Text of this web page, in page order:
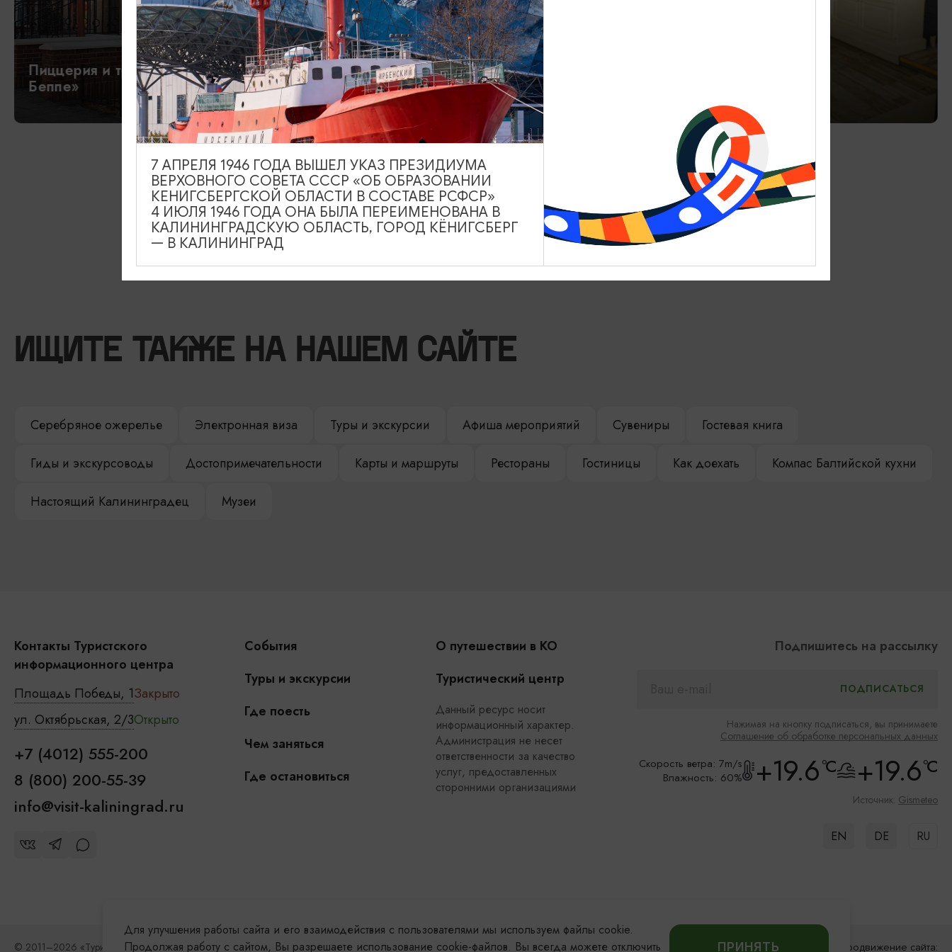
Пиццерия и траттория «Папаша
Беппе»
ИЩИТЕ ТАКЖЕ НА НАШЕМ САЙТЕ
Серебряное ожерелье Электронная виза Туры и экскурсии Афиша мероприятий Сувениры Гостевая книга
Гиды и экскурсоводы Достопримечательности Карты и маршруты Рестораны Гостиницы Как доехать Компас Балтийской кухни
Настоящий Калининградец Музеи
Контакты Туристского
информационного центра
Площадь Победы, 1Закрыто
ул. Октябрьская, 2/3Открыто
+7 (4012) 555-200
8 (800) 200-55-39
info@visit-kaliningrad.ru
События
Туры и экскурсии
Где поесть
Чем заняться
Где остановиться
О путешествии в КО
Туристический центр
Данный ресурс носит
информационный характер.
Администрация не несет
ответственности за качество
услуг, предоставленных
сторонними организациями
Подпишитесь на рассылку
Нажимая на кнопку подписаться, вы принимаете
Соглашение об обработке персональных данных
Скорость ветра: 7m/s
Влажность: 60%
+19.6°C +19.6°C
Источник: Gismeteo
EN DE RU
© 2011–2026 «Туристский информационный центр Разработка сайта: Продвижение сайта:
Для улучшения работы сайта и его взаимодействия с пользователями мы используем файлы cookie.
Продолжая работу с сайтом, Вы разрешаете использование cookie-файлов. Вы всегда можете отключить
ПРИНЯТЬ
7 АПРЕЛЯ 1946 ГОДА ВЫШЕЛ УКАЗ ПРЕЗИДИУМА
ВЕРХОВНОГО СОВЕТА СССР «ОБ ОБРАЗОВАНИИ
КЕНИГСБЕРГСКОЙ ОБЛАСТИ В СОСТАВЕ РСФСР»
4 ИЮЛЯ 1946 ГОДА ОНА БЫЛА ПЕРЕИМЕНОВАНА В
КАЛИНИНГРАДСКУЮ ОБЛАСТЬ, ГОРОД КЁНИГСБЕРГ
— В КАЛИНИНГРАД